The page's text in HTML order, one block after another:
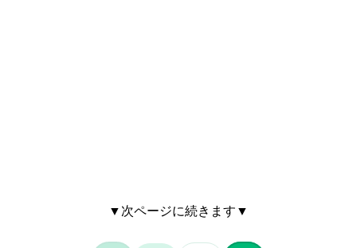
▼次ページに続きます▼